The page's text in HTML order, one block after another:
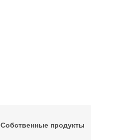
Собственные продукты